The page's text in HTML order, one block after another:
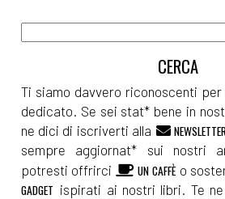
Ti siamo davvero riconoscenti
dedicato. Se sei stat* bene in
ne dici di iscriverti alla
sempre aggiornat* sui nostri
potresti offrirci
UN CAFFÈ o
GADGET ispirati ai nostri libri. Te